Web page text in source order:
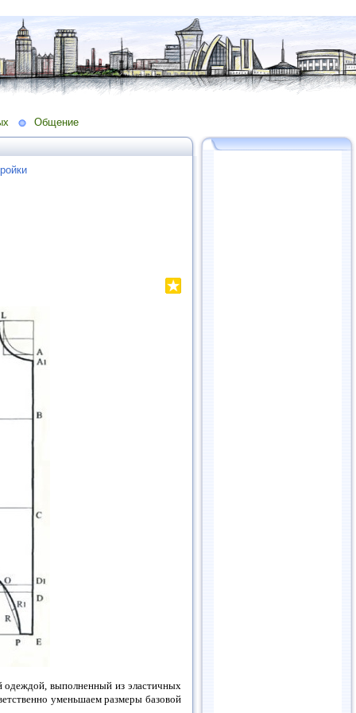
Общение
выполненный из эластичных
уменьшаем размеры базовой